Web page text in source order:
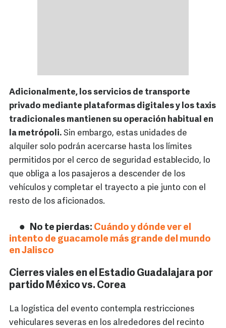
Adicionalmente, los servicios de transporte
privado mediante plataformas digitales y los taxis
tradicionales mantienen su operación habitual en
la metrópoli. Sin embargo, estas unidades de
alquiler solo podrán acercarse hasta los límites
permitidos por el cerco de seguridad establecido, lo
que obliga a los pasajeros a descender de los
vehículos y completar el trayecto a pie junto con el
resto de los aficionados.
No te pierdas: Cuándo y dónde ver el
intento de guacamole más grande del mundo
en Jalisco
Cierres viales en el Estadio Guadalajara por
partido México vs. Corea
La logística del evento contempla restricciones
vehiculares severas en los alrededores del recinto